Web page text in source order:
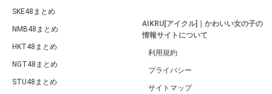
SKE48まとめ
NMB48まとめ
HKT48まとめ
NGT48まとめ
STU48まとめ
AIKRU[アイクル]｜かわいい女の子の
情報サイトについて
利用規約
プライバシー
サイトマップ